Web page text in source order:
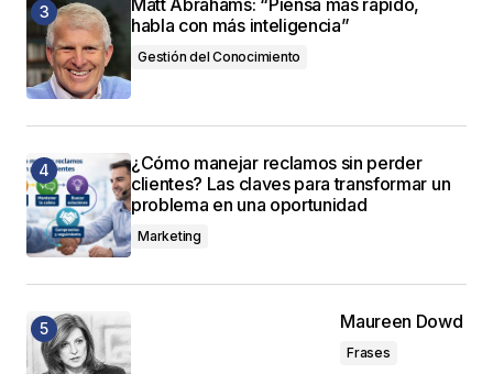
habla con más inteligencia”
Gestión del Conocimiento
¿Cómo manejar reclamos sin perder
clientes? Las claves para transformar un
problema en una oportunidad
Marketing
Maureen Dowd
Frases